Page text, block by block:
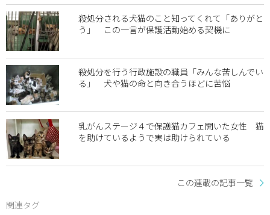
殺処分される犬猫のこと知ってくれて「ありがと
う」 この一言が保護活動始める契機に
殺処分を行う行政施設の職員「みんな苦しんでい
る」 犬や猫の命と向き合うほどに苦悩
乳がんステージ４で保護猫カフェ開いた女性 猫
を助けているようで実は助けられている
この連載の記事一覧
関連タグ